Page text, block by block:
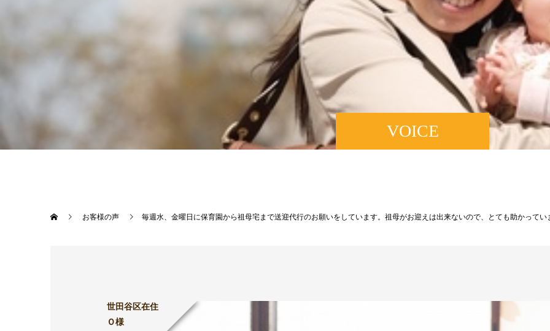
VOICE
お客様の声 毎週水、金曜日に保育園から祖母宅まで送迎代行のお願いをしています。祖母がお迎えは出来ないので、とても助かってい
世田谷区在住
Ｏ様